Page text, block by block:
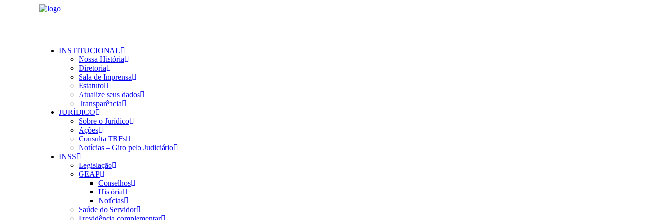
INSTITUCIONAL
Nossa História
Diretoria
Sala de Imprensa
Estatuto
Atualize seus dados
Transparência
JURÍDICO
Sobre o Jurídico
Ações
Consulta TRFs
Notícias – Giro pelo Judiciário
INSS
Legislação
GEAP
Conselhos
História
Notícias
Saúde do Servidor
Previdência complementar